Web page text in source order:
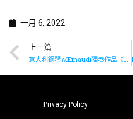
一月 6, 2022
上一篇
意大利鋼琴家Einaudi獨奏作品《Natural Light》現已上架
Privacy Policy